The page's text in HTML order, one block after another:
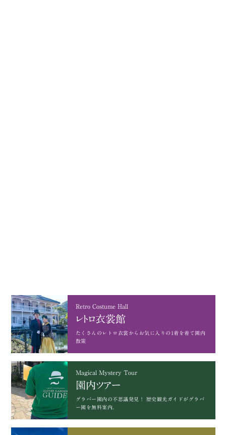
Retro Costume Hall
レトロ衣裳館
たくさんのレトロ衣裳から お気に入りの1着を着て園内
散策
Magical Mystery Tour
園内ツアー
グラバー園内の不思議発見！
歴史観光ガイドがグラバ
ー園を無料案内。